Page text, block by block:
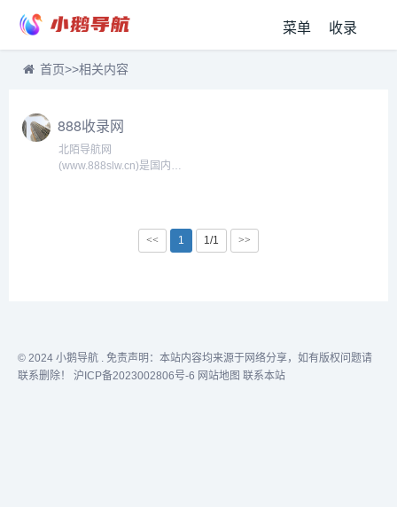
菜单 收录
首页>>相关内容
888收录网
北陌导航网
(www.888slw.cn)是国内首
为广大用户推荐各行各业优
秀网站，国内外网站大全尽
<< 1 1/1 >>
© 2024 小鹅导航 . 免责声明：本站内容均来源于网络分享，如有版权问题请
联系删除！ 沪ICP备2023002806号-6 网站地图 联系本站